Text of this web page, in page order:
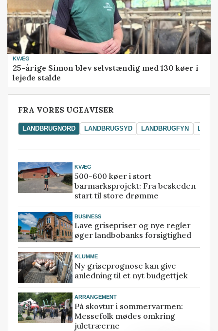
KVÆG
25-årige Simon blev selvstændig med 130 køer i
lejede stalde
FRA VORES UGEAVISER
LANDBRUGNORD LANDBRUGSYD LANDBRUGFYN
KVÆG
500-600 køer i stort
barmarksprojekt: Fra beskeden
start til store drømme
BUSINESS
Lave grisepriser og nye regler
øger landbobanks forsigtighed
KLUMME
Ny griseprognose kan give
anledning til et nyt budgettjek
ARRANGEMENT
På skovtur i sommervarmen:
Messefolk mødes omkring
juletræerne